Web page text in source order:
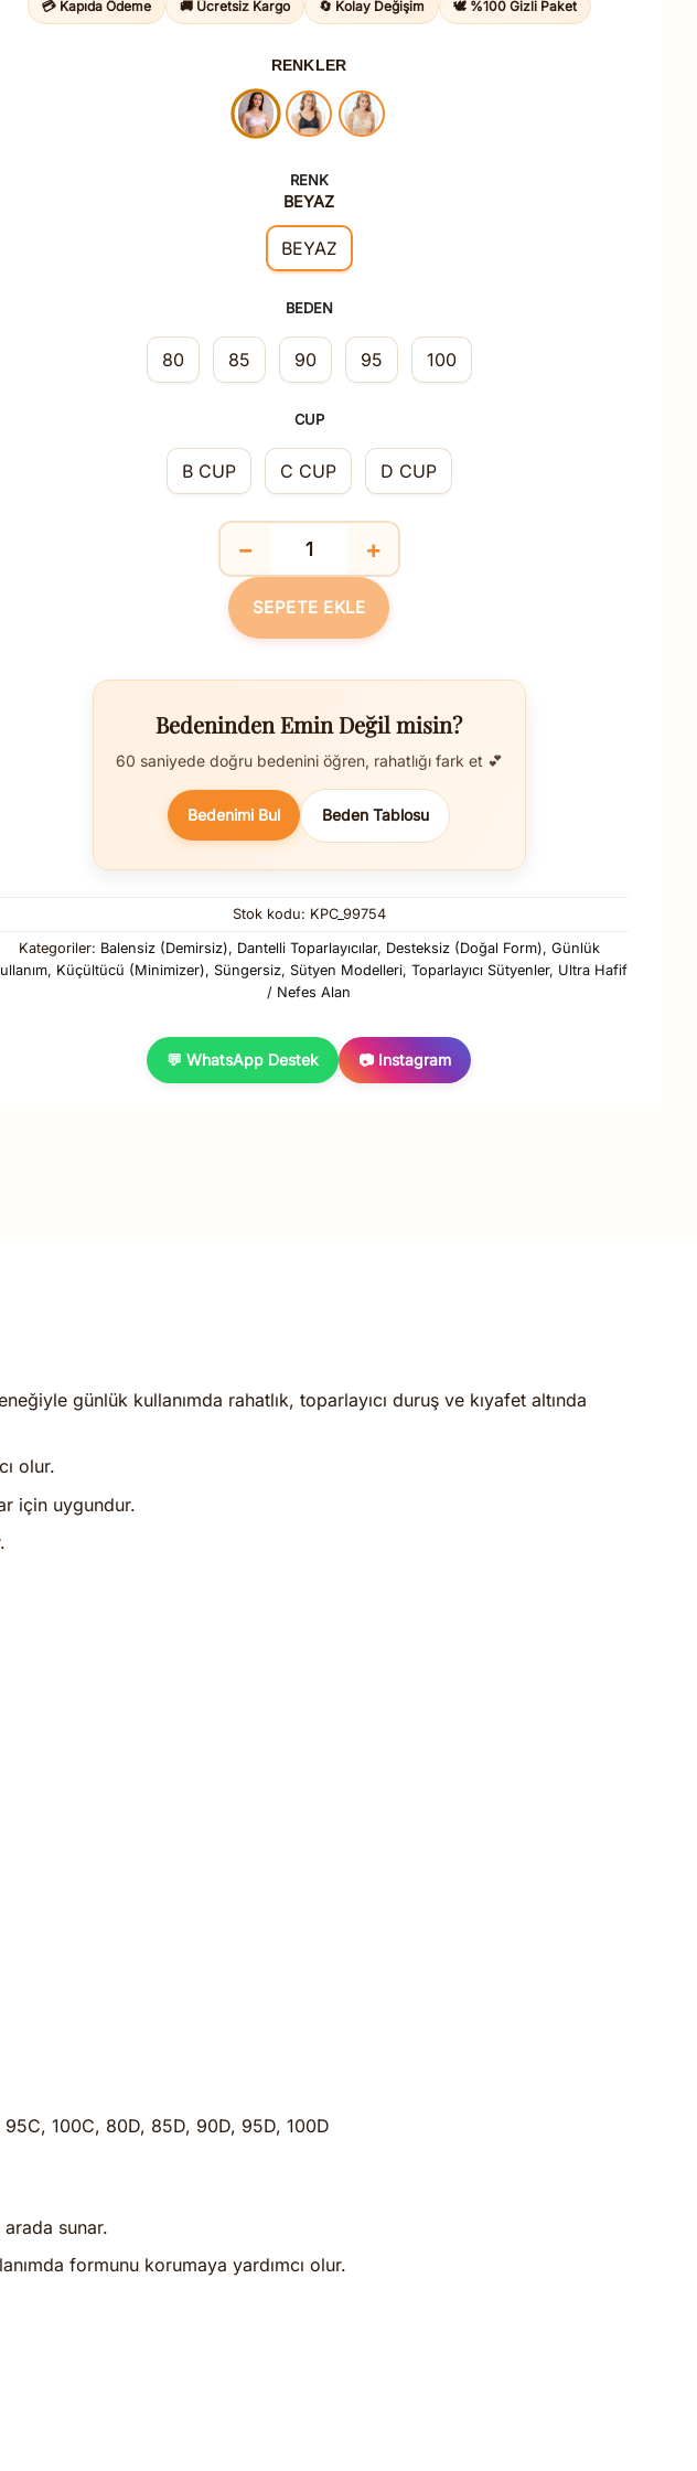
🛒 Online Taksit
1.020,00TL.
💳 Kapıda Ödeme 🚚 Ücretsiz Kargo 🔄 Kolay Değişim 🕊️ %100 Gizli Paket
RENKLER
RENK
BEYAZ
BEYAZ
BEDEN
80 85 90 95 100
CUP
B CUP C CUP D CUP
Balensiz Desteksiz Dolgusuz Toparlayıcı Dantelli
− +
SEPETE EKLE
Bedeninden Emin Değil misin?
60 saniyede doğru bedenini öğren, rahatlığı fark et 💕
Bedenimi Bul Beden Tablosu
Stok kodu: KPC_99754
Kategoriler: Balensiz (Demirsiz), Dantelli Toparlayıcılar, Desteksiz (Doğal Form), Günlük
, Küçültücü (Minimizer), Süngersiz, Sütyen Modelleri, Toparlayıcı Sütyenler, Ultra Hafif
/ Nefes Alan
💬 WhatsApp Destek 📷 Instagram
günlük kullanımda rahatlık, toparlayıcı duruş ve kıyafet altında
olur.
için uygundur.
100C, 80D, 85D, 90D, 95D, 100D
sunar.
formunu korumaya yardımcı olur.